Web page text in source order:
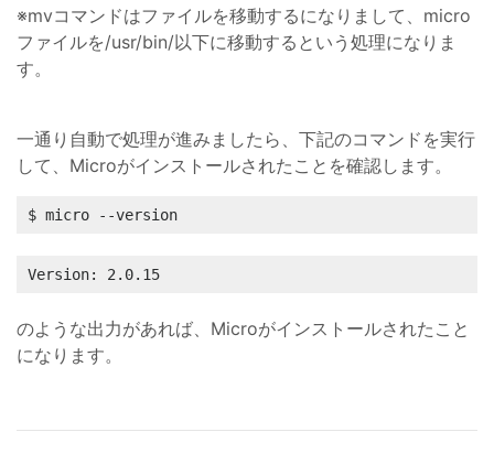
※mvコマンドはファイルを移動するになりまして、micro
ファイルを/usr/bin/以下に移動するという処理になりま
す。
一通り自動で処理が進みましたら、下記のコマンドを実行
して、Microがインストールされたことを確認します。
$ micro --version
Version: 2.0.15
のような出力があれば、Microがインストールされたこと
になります。